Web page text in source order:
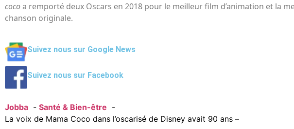
cocoa remporté deux Oscars en 2018 pour le meilleur film d’animation et la
chanson originale.
Suivez nous sur Google News
Suivez nous sur Facebook
Jobba
Santé & Bien-être
La voix de Mama Coco dans l’oscarisé de Disney avait 90 ans –